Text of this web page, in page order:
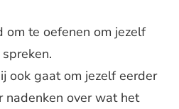
om te oefenen om jezelf
ook gaat om jezelf eerder
nadenken over wat het